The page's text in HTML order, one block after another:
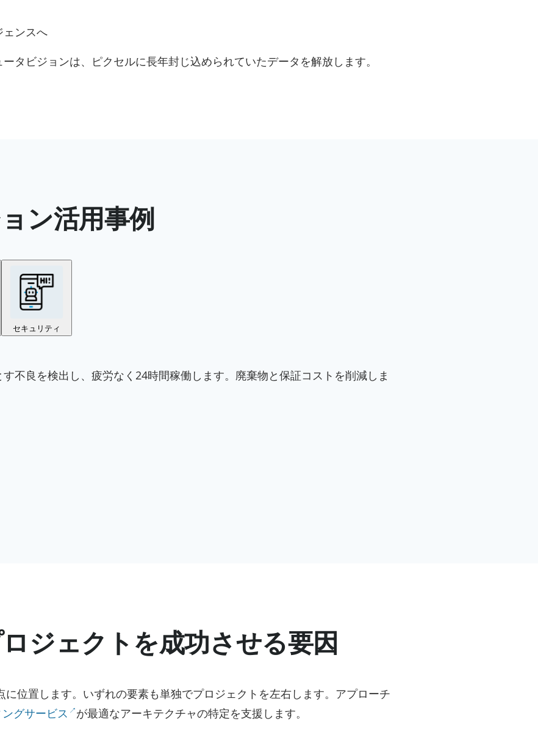
ェンスへ
ビジョンは、ピクセルに長年封じ込められていたデータを解放します。
ン活用事例
セキュリティ
不良を検出し、疲労なく24時間稼働します。廃棄物と保証コストを削減しま
ジェクトを成功させる要因
位置します。いずれの要素も単独でプロジェクトを左右します。アプローチ
グサービス が最適なアーキテクチャの特定を支援します。